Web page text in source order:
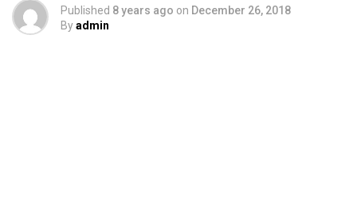
Published 8 years ago on December 26, 2018
Byadmin